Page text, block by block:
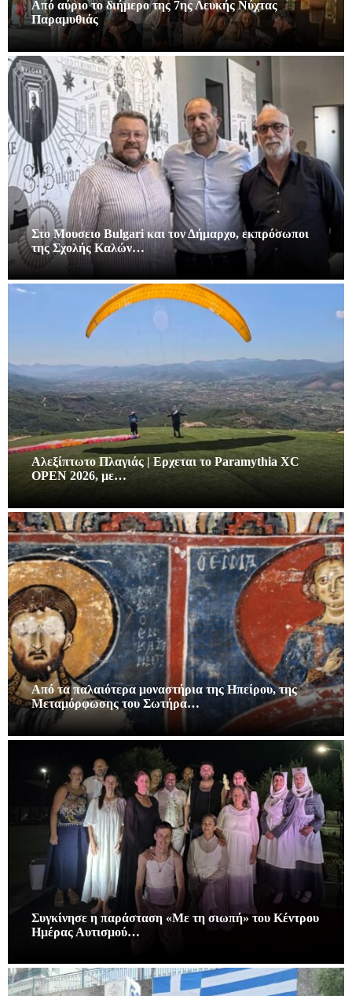
Από αύριο το διήμερο της 7ης Λευκής Νύχτας
Παραμυθιάς
Στο Μουσειο Bulgari και τον Δήμαρχο, εκπρόσωποι
της Σχολής Καλών…
Αλεξίπτωτο Πλαγιάς | Ερχεται το Paramythia XC
OPEN 2026, με…
Από τα παλαιότερα μοναστήρια της Ηπείρου, της
Μεταμόρφωσης του Σωτήρα…
Συγκίνησε η παράσταση «Με τη σιωπή» του Κέντρου
Ημέρας Αυτισμού…